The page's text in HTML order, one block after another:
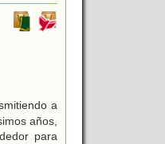
a
años,
para